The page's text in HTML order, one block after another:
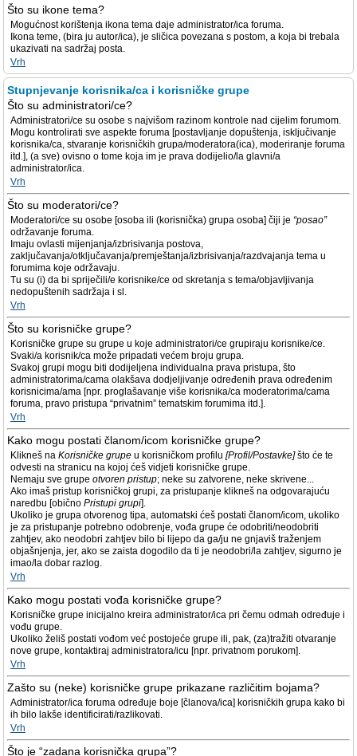
Što su ikone tema?
Mogućnost korištenja ikona tema daje administrator/ica foruma.
Ikona teme, (bira ju autor/ica), je sličica povezana s postom, a koja bi trebala
ukazivati na sadržaj posta.
Vrh
Stupnjevanje korisnika/ca i korisničke grupe
Što su administratori/ce?
Administratori/ce su osobe s najvišom razinom kontrole nad cijelim forumom.
Mogu kontrolirati sve aspekte foruma [postavljanje dopuštenja, isključivanje
korisnika/ca, stvaranje korisničkih grupa/moderatora(ica), moderiranje foruma
itd.], (a sve) ovisno o tome koja im je prava dodijelio/la glavni/a
administrator/ica.
Vrh
Što su moderatori/ce?
Moderatori/ce su osobe [osoba ili (korisnička) grupa osoba] čiji je “posao”
održavanje foruma.
Imaju ovlasti mijenjanja/izbrisivanja postova,
zaključavanja/otključavanja/premještanja/izbrisivanja/razdvajanja tema u
forumima koje održavaju.
Tu su (i) da bi spriječili/e korisnike/ce od skretanja s tema/objavljivanja
nedopuštenih sadržaja i sl.
Vrh
Što su korisničke grupe?
Korisničke grupe su grupe u koje administratori/ce grupiraju korisnike/ce.
Svaki/a korisnik/ca može pripadati većem broju grupa.
Svakoj grupi mogu biti dodijeljena individualna prava pristupa, što
administratorima/cama olakšava dodjeljivanje određenih prava određenim
korisnicima/ama [npr. proglašavanje više korisnika/ca moderatorima/cama
foruma, pravo pristupa “privatnim” tematskim forumima itd.].
Vrh
Kako mogu postati članom/icom korisničke grupe?
Klikneš na Korisničke grupe u korisničkom profilu [Profil/Postavke]što će te
odvesti na stranicu na kojoj ćeš vidjeti korisničke grupe.
Nemaju sve grupe otvoren pristup; neke su zatvorene, neke skrivene...
Ako imaš pristup korisničkoj grupi, za pristupanje klikneš na odgovarajuću
naredbu [obično Pristupi grupi].
Ukoliko je grupa otvorenog tipa, automatski ćeš postati članom/icom, ukoliko
je za pristupanje potrebno odobrenje, vođa grupe će odobriti/neodobriti
zahtjev, ako neodobri zahtjev bilo bi lijepo da ga/ju ne gnjaviš traženjem
objašnjenja, jer, ako se zaista dogodilo da ti je neodobri/la zahtjev, sigurno je
imao/la dobar razlog.
Vrh
Kako mogu postati vođa korisničke grupe?
Korisničke grupe inicijalno kreira administrator/ica pri čemu odmah određuje i
vođu grupe.
Ukoliko želiš postati vođom već postojeće grupe ili, pak, (za)tražiti otvaranje
nove grupe, kontaktiraj administratora/icu [npr. privatnom porukom].
Vrh
Zašto su (neke) korisničke grupe prikazane različitim bojama?
Administrator/ica foruma određuje boje [članova/ica] korisničkih grupa kako bi
ih bilo lakše identificirati/razlikovati.
Vrh
Što je “zadana korisnička grupa”?